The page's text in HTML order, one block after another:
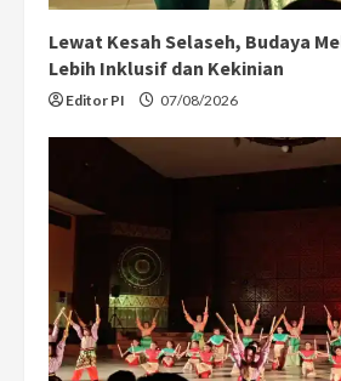
Lewat Kesah Selaseh, Budaya
Lebih Inklusif dan Kekinian
Editor PI 07/08/2026